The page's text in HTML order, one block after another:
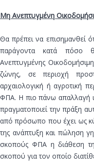
Μη Ανεπτυγμένη
Θα πρέπει να επισημανθεί
παράγοντα κατά πόσο
Ανεπτυγμένης
ζώνης, σε περιοχή
αρχαιολογική ή αγροτική
ΦΠΑ. Η πιο πάνω απαλλαγή
πραγματοποιεί την πράξη
από πρόσωπο που έχει ως
της ανάπτυξη και πώληση
σκοπούς ΦΠΑ η διάθεση
σκοπού για τον οποίο